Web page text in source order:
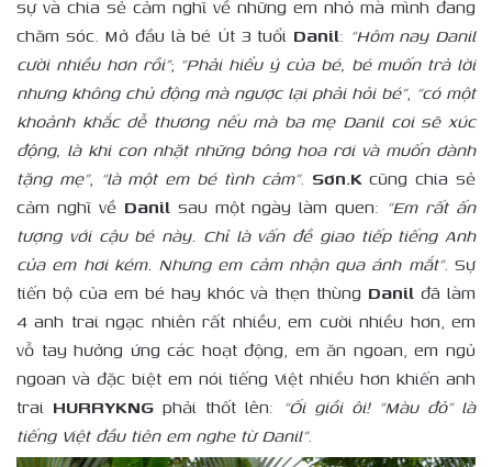
sự và chia sẻ cảm nghĩ về những em nhỏ mà mình đang
chăm sóc. Mở đầu là bé Út 3 tuổi Danil: “Hôm nay Danil
cười nhiều hơn rồi”; “Phải hiểu ý của bé, bé muốn trả lời
nhưng không chủ động mà ngược lại phải hỏi bé”, “có một
khoảnh khắc dễ thương nếu mà ba mẹ Danil coi sẽ xúc
động, là khi con nhặt những bông hoa rơi và muốn dành
tặng mẹ”, “là một em bé tình cảm”. Sơn.Kcũng chia sẻ
cảm nghĩ về Danilsau một ngày làm quen: “Em rất ấn
tượng với cậu bé này. Chỉ là vấn đề giao tiếp tiếng Anh
của em hơi kém. Nhưng em cảm nhận qua ánh mắt”. Sự
tiến bộ của em bé hay khóc và thẹn thùng Danilđã làm
4 anh trai ngạc nhiên rất nhiều, em cười nhiều hơn, em
vỗ tay hưởng ứng các hoạt động, em ăn ngoan, em ngủ
ngoan và đặc biệt em nói tiếng Việt nhiều hơn khiến anh
trai HURRYKNGphải thốt lên: “Ối giồi ôi! “Màu đỏ” là
tiếng Việt đầu tiên em nghe từ Danil”.